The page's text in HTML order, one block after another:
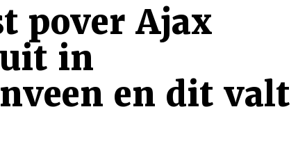
pover Ajax
in
en dit valt